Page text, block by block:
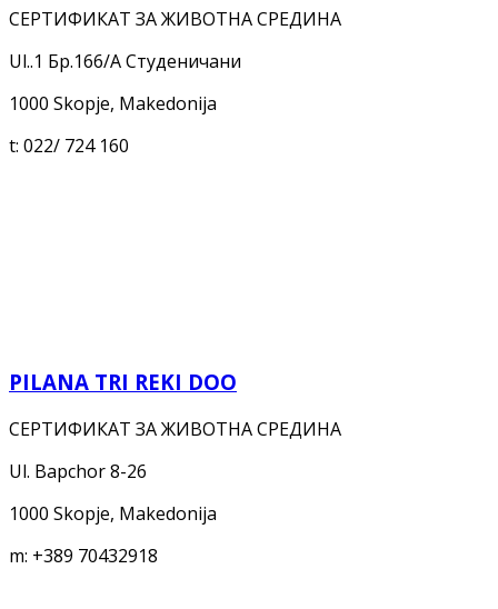
СЕРТИФИКАТ ЗА ЖИВОТНА СРЕДИНА
Ul..1 Бр.166/А Студеничани
1000 Skopje, Makedonija
t: 022/ 724 160
PILANA TRI REKI DOO
СЕРТИФИКАТ ЗА ЖИВОТНА СРЕДИНА
Ul. Bapchor 8-26
1000 Skopje, Makedonija
m: +389 70432918